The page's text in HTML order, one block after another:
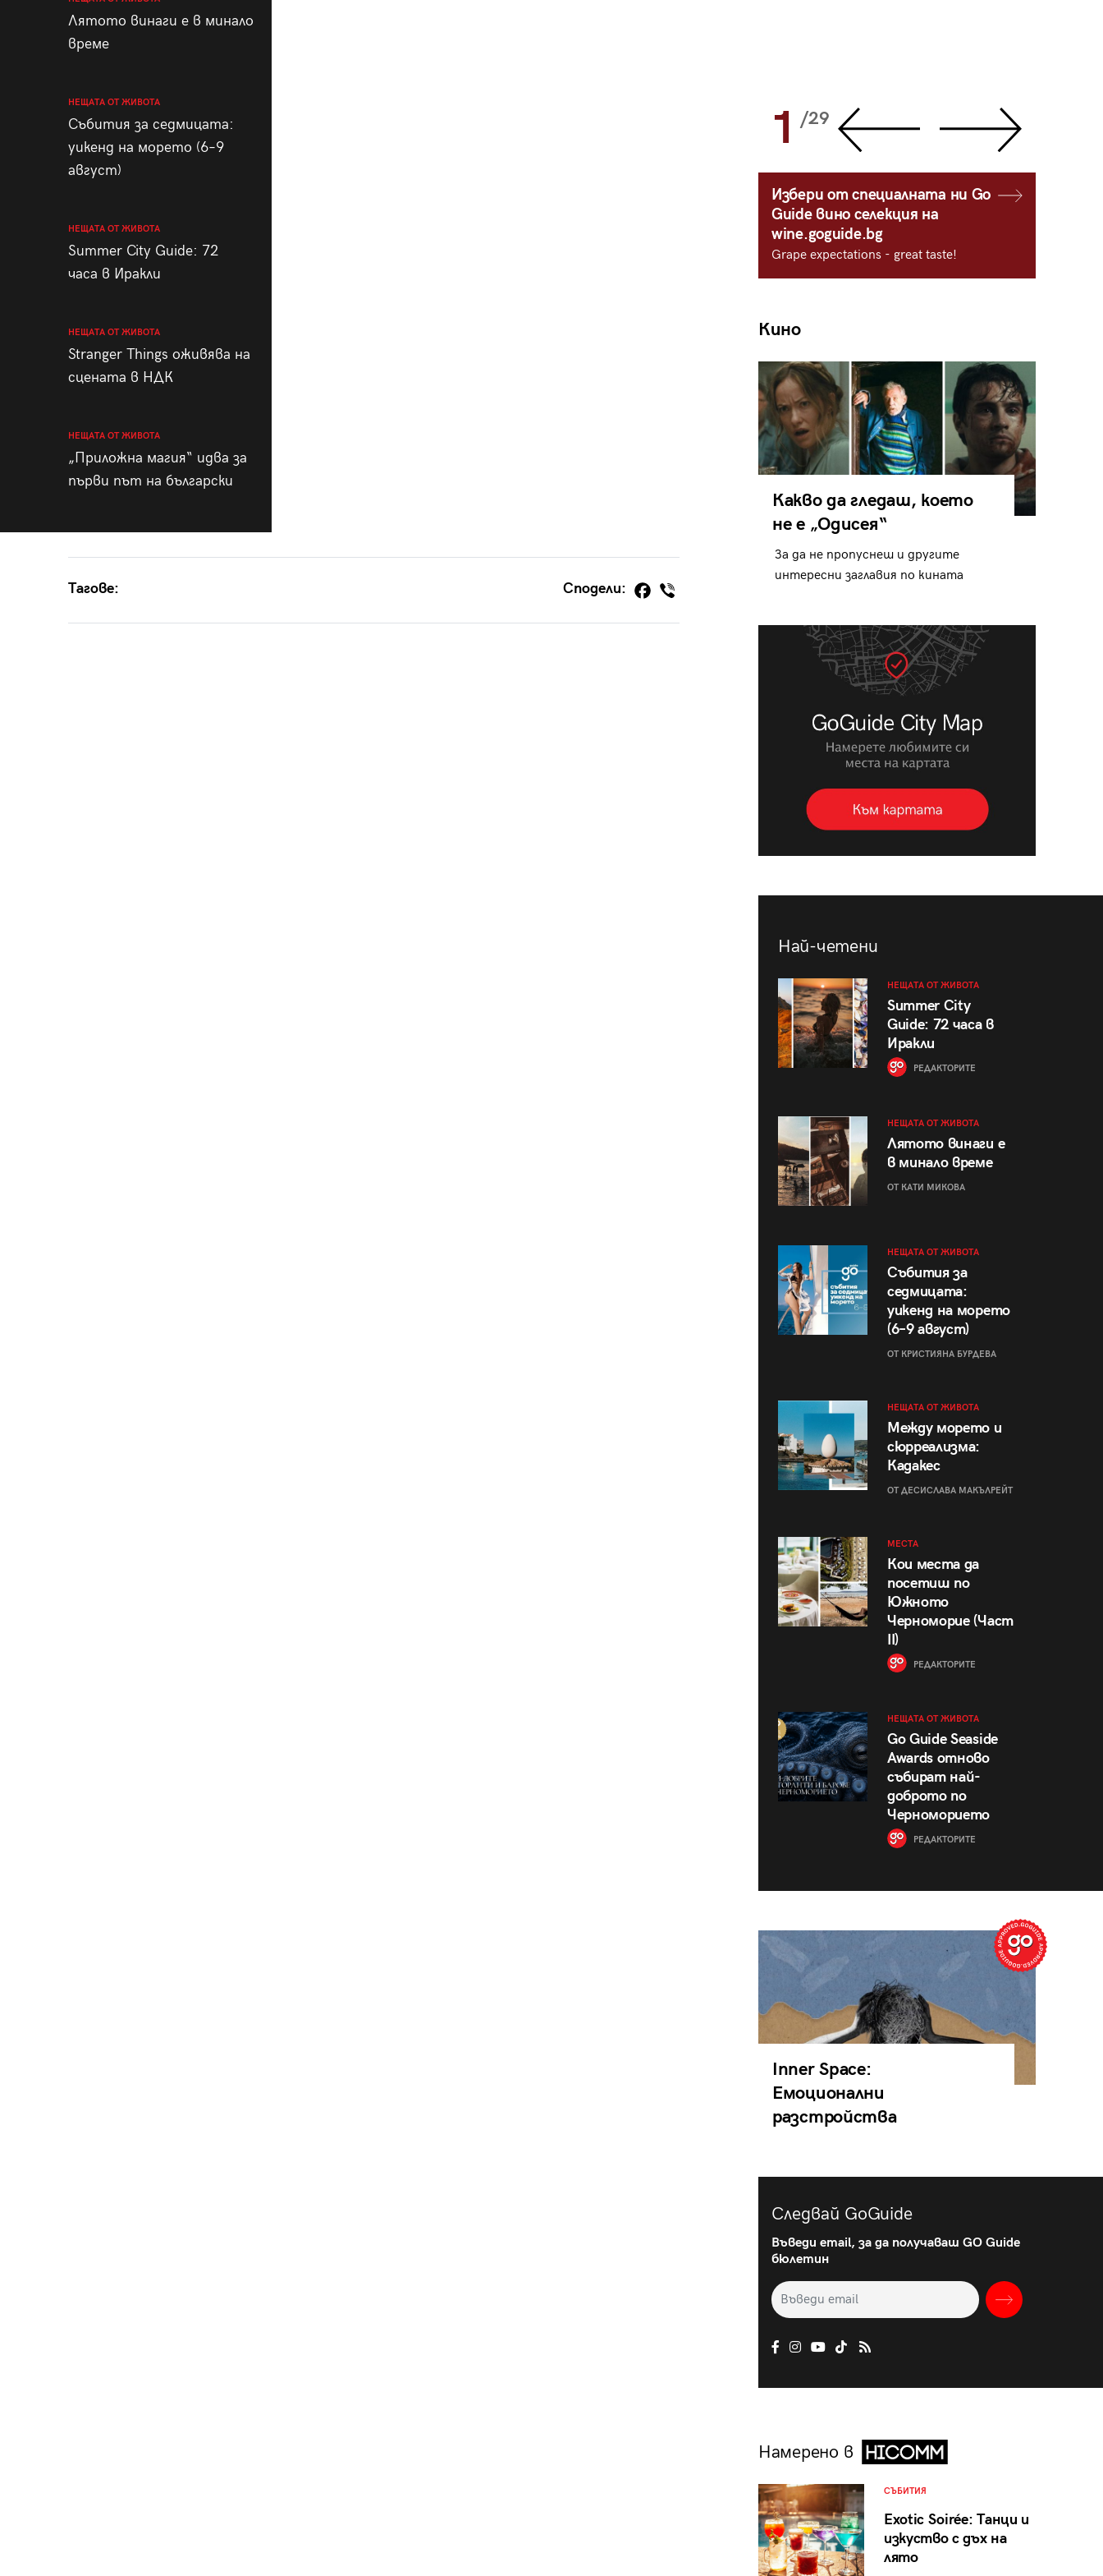
Лятото винаги е в минало
време
НЕЩАТА ОТ ЖИВОТА
Събития за седмицата:
уикенд на морето (6–9
август)
НЕЩАТА ОТ ЖИВОТА
Summer City Guide: 72
часа в Иракли
НЕЩАТА ОТ ЖИВОТА
Stranger Things оживява на
сцената в НДК
НЕЩАТА ОТ ЖИВОТА
„Приложна магия“ идва за
първи път на български
Тагове: Сподели:
28 1 /29
Избери от специалната ни Go
Guide вино селекция на
wine.goguide.bg
Grape expectations - great taste!
Кино
Какво да гледаш, което
не е „Одисея“
За да не пропуснеш и другите
интересни заглавия по кината
Най-четени
НЕЩАТА ОТ ЖИВОТА
Summer City
Guide: 72 часа в
Иракли
РЕДАКТОРИТЕ
НЕЩАТА ОТ ЖИВОТА
Лятото винаги е
в минало време
ОТ КАТИ МИКОВА
НЕЩАТА ОТ ЖИВОТА
Събития за
седмицата:
уикенд на морето
(6–9 август)
ОТ КРИСТИЯНА БУРДЕВА
НЕЩАТА ОТ ЖИВОТА
Между морето и
сюрреализма:
Кадакес
ОТ ДЕСИСЛАВА МАКЪЛРЕЙТ
МЕСТА
Кои места да
посетиш по
Южното
Черноморие (Част
II)
РЕДАКТОРИТЕ
НЕЩАТА ОТ ЖИВОТА
Go Guide Seaside
Awards отново
събират най-
доброто по
Черноморието
РЕДАКТОРИТЕ
Inner Space:
Емоционални
разстройства
Следвай GoGuide
Въведи email, за да получаваш GO Guide
бюлетин
Намерено в
СЪБИТИЯ
Exotic Soirée: Танци и
изкуство с дъх на
лято